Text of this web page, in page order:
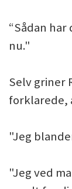
“Sådan
nu."
Selv griner
forklarede,
"Jeg
"Jeg ved